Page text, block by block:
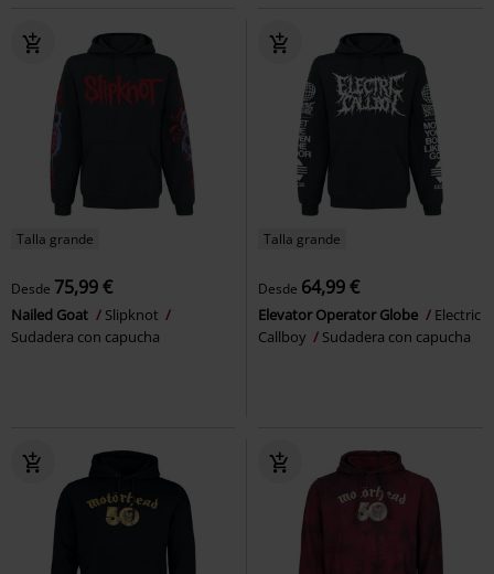
Talla grande
Desde 75,99 €
Nailed Goat
Slipknot
Sudadera con capucha
Talla grande
Desde 64,99 €
Elevator Operator Globe
Electric
Callboy
Sudadera con capucha